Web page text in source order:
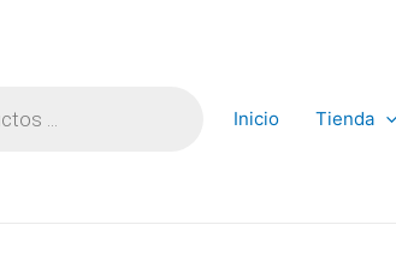
Inicio Tienda